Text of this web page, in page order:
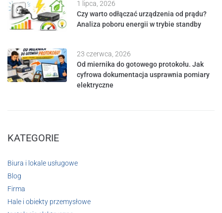
1 lipca, 2026
Czy warto odłączać urządzenia od prądu?
Analiza poboru energii w trybie standby
23 czerwca, 2026
Od miernika do gotowego protokołu. Jak
cyfrowa dokumentacja usprawnia pomiary
elektryczne
KATEGORIE
Biura i lokale usługowe
Blog
Firma
Hale i obiekty przemysłowe